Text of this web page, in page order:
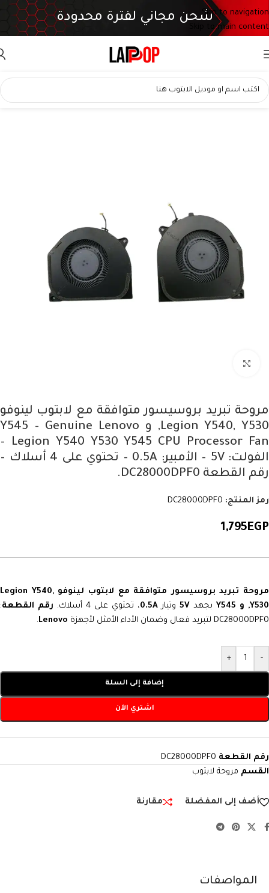
Skip to navigation
Skip to main content
شحن مجاني لفترة محدودة
مروحة تبريد بروسيسور متوافقة مع لابتوب لينوفو
Legion Y540, Y530, و Y545 – Genuine Lenovo
Legion Y540 Y530 Y545 CPU Processor Fan –
الفولت: 5V – الأمبير: 0.5A – تحتوي على 4 أسلاك –
رقم القطعة DC28000DPF0.
رمز المنتج: DC28000DPF0
1,795EGP
مروحة تبريد بروسيسور متوافقة مع لابتوب لينوفو Legion Y540,
Y530, و Y545
بجهد 5Vوتيار 0.5A، تحتوي على 4 أسلاك. رقم القطعة:
DC28000DPF0 لتبريد فعال وضمان الأداء الأمثل لأجهزة
Lenovo
.
-
+
إضافة إلى السلة
اشتري الآن
رقم القطعة DC28000DPF0
القسم مروحة لابتوب
أضف إلى المفضلة مقارنة
المواصفات